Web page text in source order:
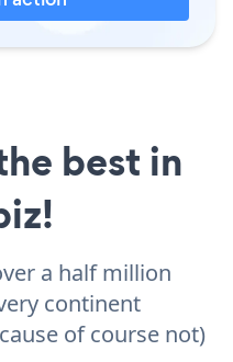
best in
a half million
continent
of course not)